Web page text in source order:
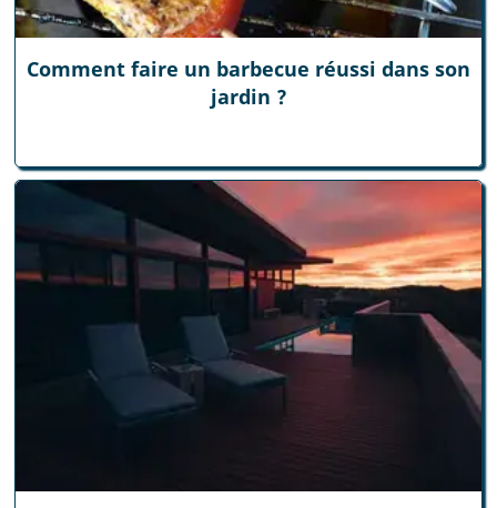
Comment faire un barbecue réussi dans son
jardin ?